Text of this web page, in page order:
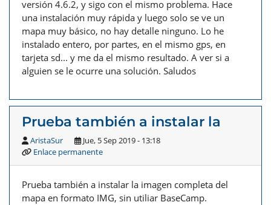
versión 4.6.2, y sigo con el mismo problema. Hace
una instalación muy rápida y luego solo se ve un
mapa muy básico, no hay detalle ninguno. Lo he
instalado entero, por partes, en el mismo gps, en
tarjeta sd... y me da el mismo resultado. A ver si a
alguien se le ocurre una solución. Saludos
Prueba también a instalar la
AristaSur
Jue, 5 Sep 2019 - 13:18
Enlace permanente
Prueba también a instalar la imagen completa del
mapa en formato IMG, sin utiliar BaseCamp.